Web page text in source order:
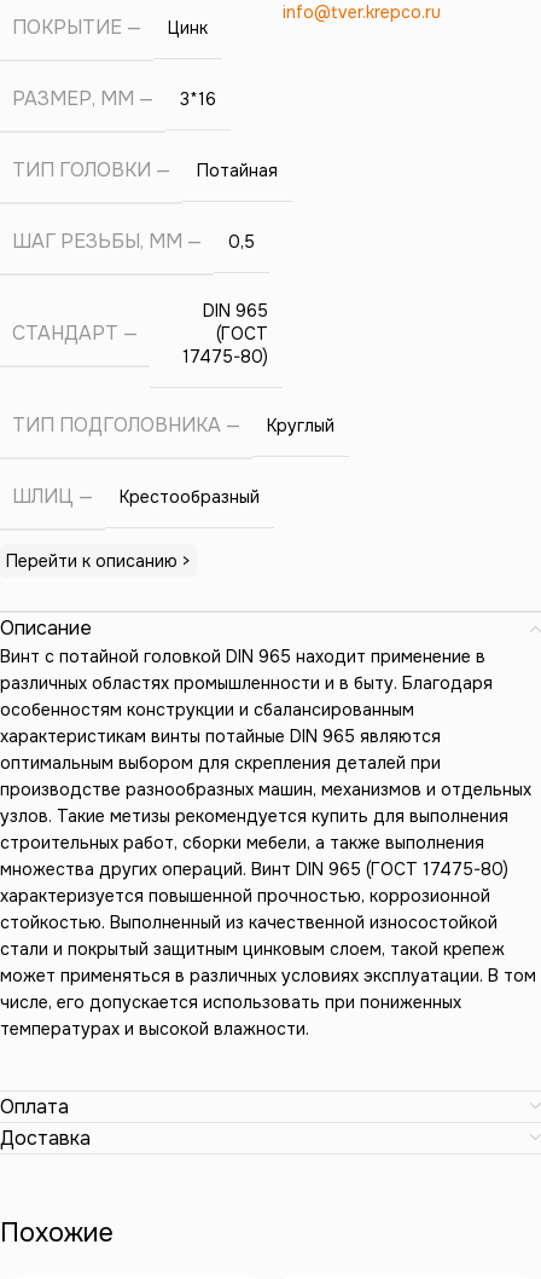
info@tver.krepco.ru
ПОКРЫТИЕ Цинк
РАЗМЕР, ММ 3*16
ТИП ГОЛОВКИ Потайная
ШАГ РЕЗЬБЫ, ММ 0,5
СТАНДАРТ
DIN 965
(ГОСТ
17475-80)
ТИП ПОДГОЛОВНИКА Круглый
ШЛИЦ Крестообразный
Перейти к описанию >
Описание
Винт с потайной головкой DIN 965 находит применение в
различных областях промышленности и в быту. Благодаря
особенностям конструкции и сбалансированным
характеристикам винты потайные DIN 965 являются
оптимальным выбором для скрепления деталей при
производстве разнообразных машин, механизмов и отдельных
узлов. Такие метизы рекомендуется купить для выполнения
строительных работ, сборки мебели, а также выполнения
множества других операций. Винт DIN 965 (ГОСТ 17475-80)
характеризуется повышенной прочностью, коррозионной
стойкостью. Выполненный из качественной износостойкой
стали и покрытый защитным цинковым слоем, такой крепеж
может применяться в различных условиях эксплуатации. В том
числе, его допускается использовать при пониженных
температурах и высокой влажности.
Оплата
Доставка
Похожие